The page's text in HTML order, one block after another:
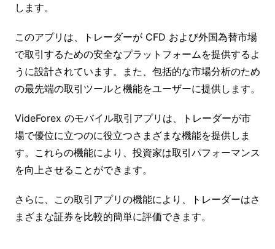
します。
このアプリは、トレーダーが CFD および外国為替市場
で取引するための安全なプラットフォームを提供するよ
うに設計されています。また、包括的な市場分析のため
の最先端の取引ツールと機能をユーザーに提供します。
VideForex のモバイル取引アプリは、トレーダーが市
場で優位に立つのに役立つさまざまな機能を提供しま
す。これらの機能により、投資家は取引パフォーマンス
を向上させることができます。
さらに、この取引アプリの機能により、トレーダーはさ
まざまな証券を比較的簡単に評価できます。